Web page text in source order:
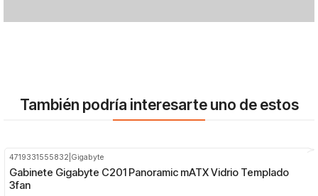
También podría interesarte uno de estos
4719331555832 Gigabyte
Gabinete Gigabyte C201 Panoramic mATX Vidrio Templado
3fan